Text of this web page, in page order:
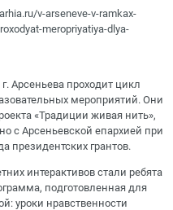
v-arseneve-v-ramkax-
meropriyatiya-dlya-
Арсеньева проходит цикл
мероприятий. Они
«Традиции живая нить»,
с Арсеньевской епархией при
президентских грантов.
интерактивов стали ребята
подготовленная для
уроки нравственности